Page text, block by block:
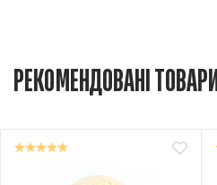
РЕКОМЕНДОВАНІ ТОВАРИ